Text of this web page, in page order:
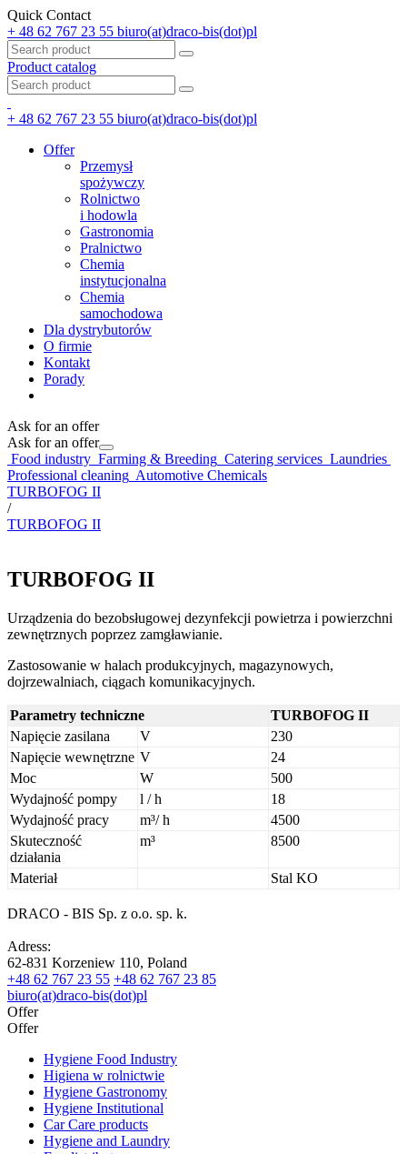
Quick Contact
+ 48 62 767 23 55 biuro(at)draco-bis(dot)pl
Product catalog
+ 48 62 767 23 55 biuro(at)draco-bis(dot)pl
Offer
Przemysł
spożywczy
Rolnictwo
i hodowla
Gastronomia
Pralnictwo
Chemia
instytucjonalna
Chemia
samochodowa
Dla dystrybutorów
O firmie
Kontakt
Porady
Ask for an offer
Ask for an offer
Food industry Farming & Breeding Catering services Laundries
Professional cleaning Automotive Chemicals
TURBOFOG II
/
TURBOFOG II
TURBOFOG II
Urządzenia do bezobsługowej dezynfekcji powietrza i powierzchni
zewnętrznych poprzez zamgławianie.
Zastosowanie w halach produkcyjnych, magazynowych,
dojrzewalniach, ciągach komunikacyjnych.
Parametry techniczne
TURBOFOG II
Napięcie zasilana
V
230
Napięcie wewnętrzne V
24
Moc
W
500
Wydajność pompy
l / h
18
Wydajność pracy
m³/ h
4500
Skuteczność
działania
m³ 8500
Materiał Stal KO
DRACO - BIS Sp. z o.o. sp. k.
Adress:
62-831 Korzeniew 110, Poland
+48 62 767 23 55 +48 62 767 23 85
biuro(at)draco-bis(dot)pl
Offer
Offer
Hygiene Food Industry
Higiena w rolnictwie
Hygiene Gastronomy
Hygiene Institutional
Car Care products
Hygiene and Laundry